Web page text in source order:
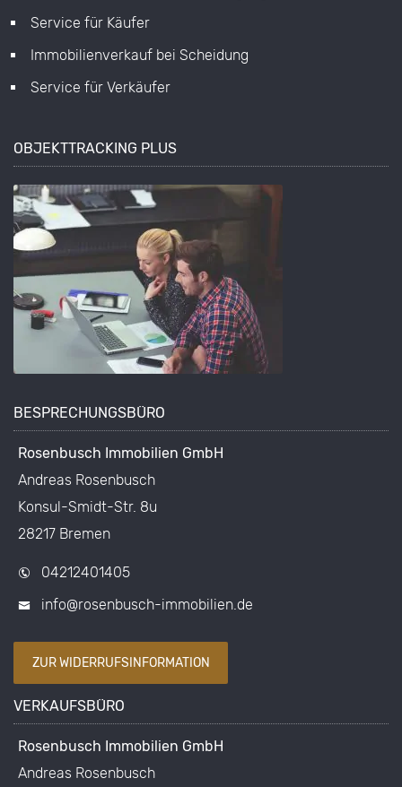
Service für Käufer
Immobilienverkauf bei Scheidung
Service für Verkäufer
OBJEKTTRACKING PLUS
BESPRECHUNGSBÜRO
Rosenbusch Immobilien GmbH
Andreas Rosenbusch
Konsul-Smidt-Str. 8u
28217 Bremen
04212401405
info@rosenbusch-immobilien.de
ZUR WIDERRUFSINFORMATION
VERKAUFSBÜRO
Rosenbusch Immobilien GmbH
Andreas Rosenbusch